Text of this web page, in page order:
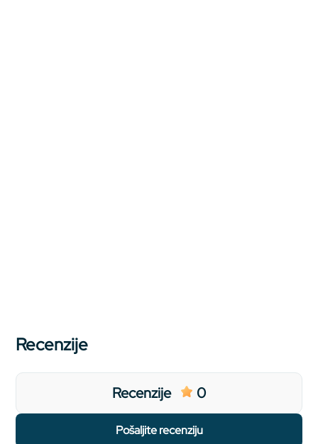
Recenzije
Recenzije 0
pošaljite recenziju